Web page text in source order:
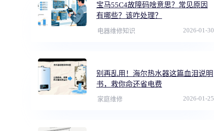
宝马55C4故障码啥意思？常见原因
有哪些？该咋处理？
电器维修知识 2026-01-30
别再乱用！海尔热水器这篇血泪说明
书，救你命还省电费
家庭维修 2026-01-25